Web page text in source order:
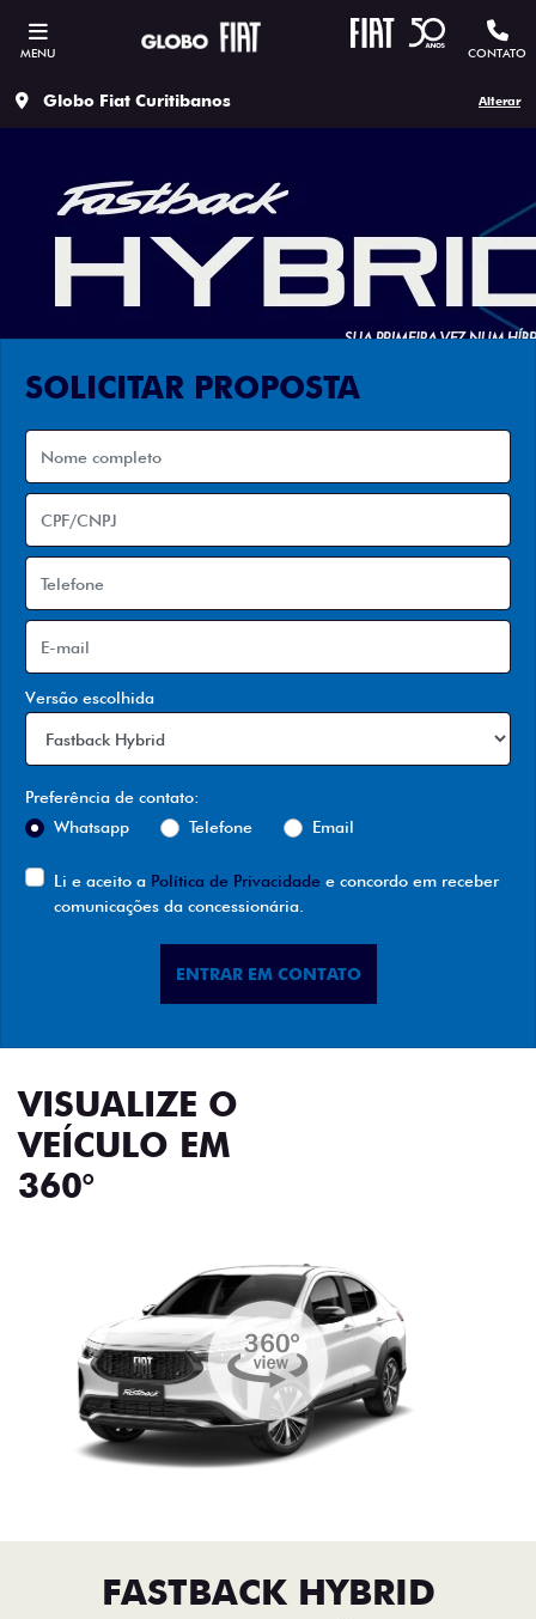
MENU CONTATO
Globo Fiat Curitibanos Alterar
SOLICITAR PROPOSTA
Versão escolhida
Preferência de contato:
Whatsapp
Telefone Email
Li e aceito a Política de Privacidade e concordo em receber
comunicações da concessionária.
ENTRAR EM CONTATO
VISUALIZE O
VEÍCULO EM
360°
FASTBACK HYBRID